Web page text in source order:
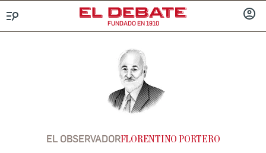
FUNDADO EN 1910
EL OBSERVADORFLORENTINO PORTERO